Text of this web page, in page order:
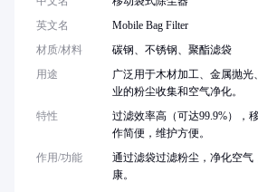
英文名
Mobile Bag Filter
材质/材料
碳钢、不锈钢、聚酯滤袋
用途
广泛用于木材加工、金属抛
业的粉尘收集和空气净化。
特性
过滤效率高（可达99.9%），
作简便，维护方便。
作用/功能
通过滤袋过滤粉尘，净化空气
康。